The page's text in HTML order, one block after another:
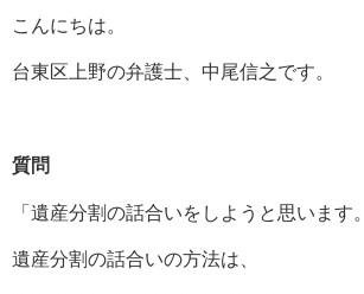
こんにちは。
台東区上野の弁護士、中尾信之です。
質問
「遺産分割の話合いをしようと思います。
遺産分割の話合いの方法は、